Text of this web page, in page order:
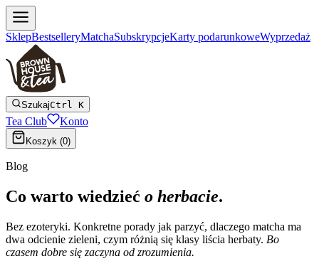
SklepBestselleryMatchaSubskrypcjeKarty podarunkoweWyprzedaż
SzukajCtrl K
Tea Club Konto
Koszyk (0)
Blog
Co warto wiedzieć o herbacie.
Bez ezoteryki. Konkretne porady jak parzyć, dlaczego matcha ma
dwa odcienie zieleni, czym różnią się klasy liścia herbaty. Bo
czasem dobre się zaczyna od zrozumienia.